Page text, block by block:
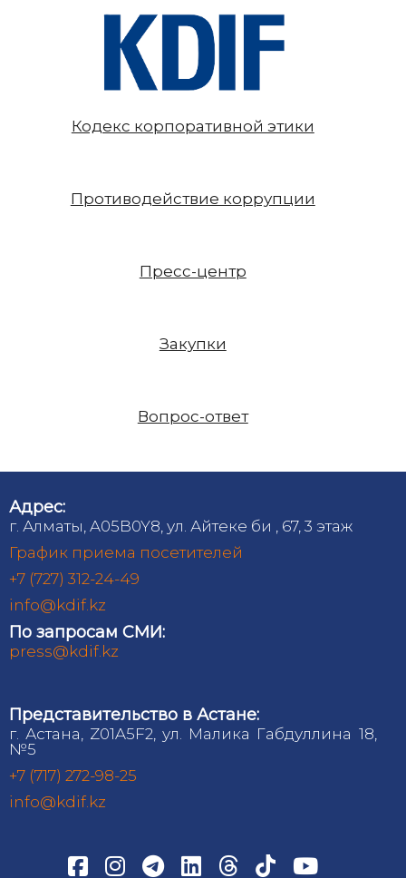
Кодекс корпоративной этики
Противодействие коррупции
Пресс-центр
Закупки
Вопрос-ответ
Адрес:
г. Алматы, A05B0Y8, ул. Айтеке би , 67, 3 этаж
График приема посетителей
+7 (727) 312-24-49
info@kdif.kz
По запросам СМИ:
press@kdif.kz
Представительство в Астане:
г. Астана, Z01A5F2, ул. Малика Габдуллина 18,
№5
+7 (717) 272-98-25
info@kdif.kz